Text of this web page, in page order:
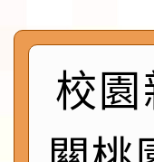
展演
請一
社團
026
會」
本校
第2
115
校